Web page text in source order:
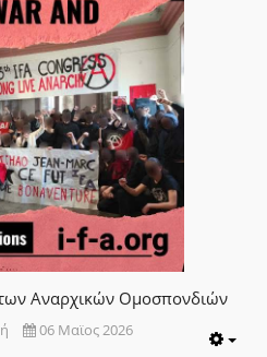
Αναρχικών Ομοσπονδιών
06 Μαϊος 2026